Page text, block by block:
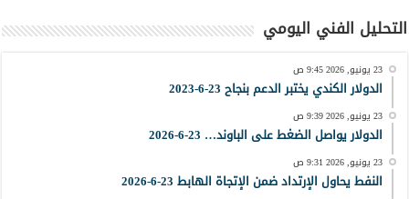
التحليل الفني اليومي
23 يونيو, 2026 9:45 ص
الدولار الكندي يختبر الدعم بنجاح 23-6-2023
23 يونيو, 2026 9:39 ص
الدولار يواصل الضغط على الباوند… 23-6-2026
23 يونيو, 2026 9:31 ص
النفط يحاول الإرتداد ضمن الإتجاة الهابط 23-6-2026